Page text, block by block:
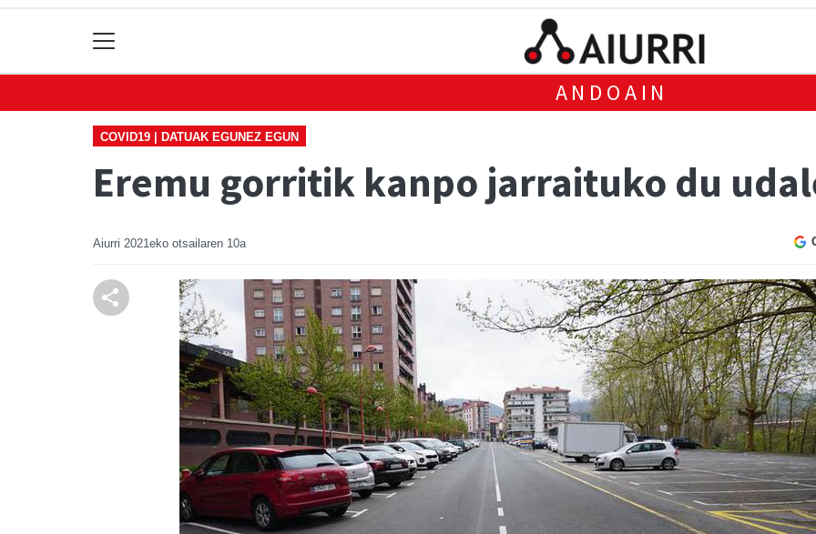
ANDOAIN
COVID19 | DATUAK EGUNEZ EGUN
Eremu gorritik kanpo jarraituko du
Aiurri 2021eko otsailaren 10a